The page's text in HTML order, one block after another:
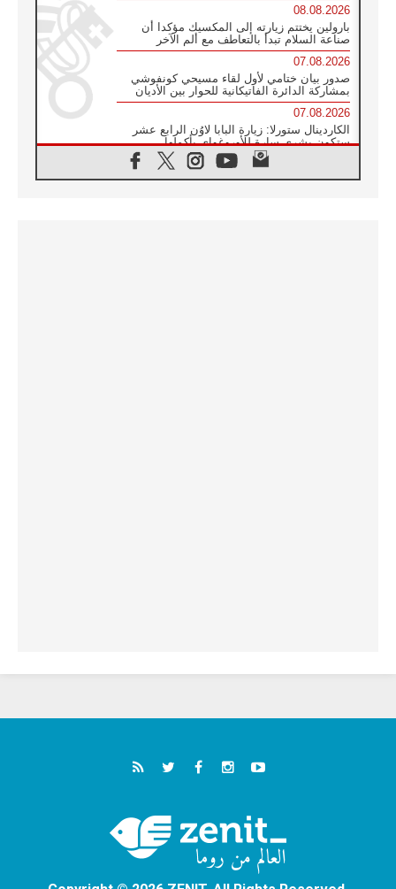
08.08.2026
بارولين يختتم زيارته إلى المكسيك مؤكدا أن
صناعة السلام تبدأ بالتعاطف مع ألم الآخر
07.08.2026
صدور بيان ختامي لأول لقاء مسيحي كونفوشي
بمشاركة الدائرة الفاتيكانية للحوار بين الأديان
07.08.2026
الكاردينال ستورلا: زيارة البابا لاوُن الرابع عشر
ستكون بشرى سارة للأوروغواي بأكملها
الفاتيكان يعلن برنامج الزيارة الرسولية للبابا لاوُن